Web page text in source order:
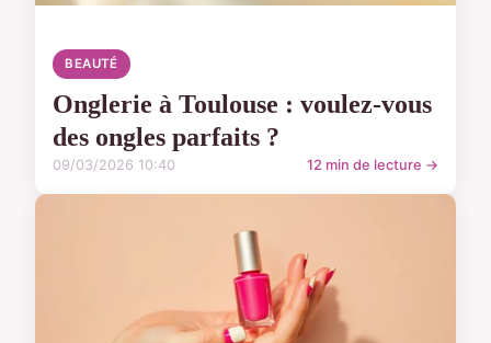
BEAUTÉ
Onglerie à Toulouse : voulez-vous
des ongles parfaits ?
09/03/2026 10:40 12 min de lecture →